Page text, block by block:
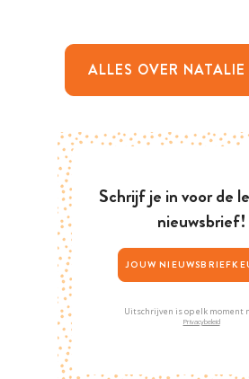
ALLES OVER NATALIE
Schrijf je in voor de
nieuwsbrief!
Uitschrijven is op elk moment
Privacybeleid